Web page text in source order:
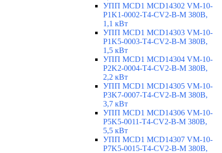
УПП MCD1 MCD14302 VM-10-
P1K1-0002-T4-CV2-B-M 380В,
1,1 кВт
УПП MCD1 MCD14303 VM-10-
P1K5-0003-T4-CV2-B-M 380В,
1,5 кВт
УПП MCD1 MCD14304 VM-10-
P2K2-0004-T4-CV2-B-M 380В,
2,2 кВт
УПП MCD1 MCD14305 VM-10-
P3K7-0007-T4-CV2-B-M 380В,
3,7 кВт
УПП MCD1 MCD14306 VM-10-
P5K5-0011-T4-CV2-B-M 380В,
5,5 кВт
УПП MCD1 MCD14307 VM-10-
P7K5-0015-T4-CV2-B-M 380В,